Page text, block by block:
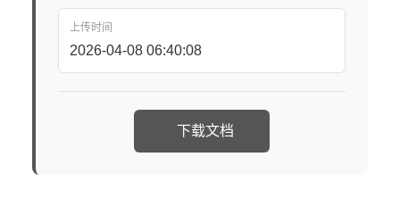
上传时间
2026-04-08 06:40:08
下载文档